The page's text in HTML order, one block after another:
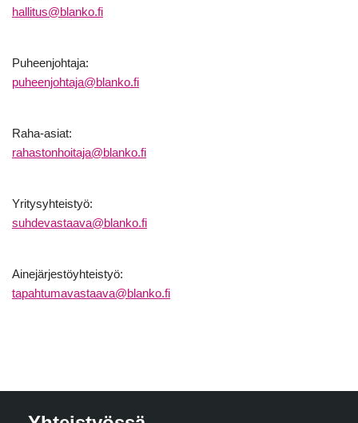
hallitus@blanko.fi
Puheenjohtaja:
puheenjohtaja@blanko.fi
Raha-asiat:
rahastonhoitaja@blanko.fi
Yritysyhteistyö:
suhdevastaava@blanko.fi
Ainejärjestöyhteistyö:
tapahtumavastaava@blanko.fi